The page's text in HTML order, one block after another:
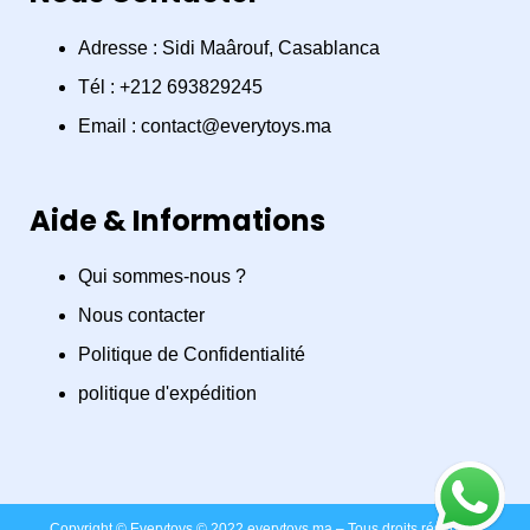
c
e
b
o
o
k
s
t
a
g
r
a
m
a
t
s
a
p
Adresse : Sidi Maârouf, Casablanca
Tél : +212 693829245
Email : contact@everytoys.ma
Aide & Informations
Qui sommes-nous ?
Nous contacter
Politique de Confidentialité
politique d'expédition